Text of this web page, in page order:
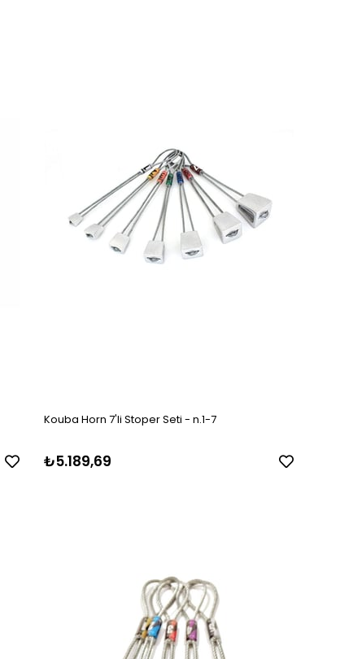
Kouba Horn 7'li Stoper Seti - n.1-7
₺5.189,69